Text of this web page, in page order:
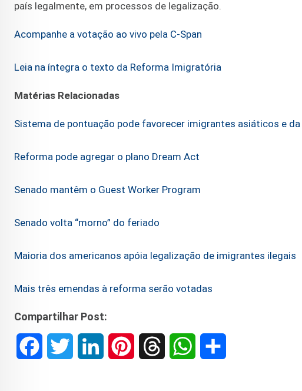
país legalmente, em processos de legalização.
Acompanhe a votação ao vivo pela C-Span
Leia na íntegra o texto da Reforma Imigratória
Matérias Relacionadas
Sistema de pontuação pode favorecer imigrantes asiáticos e da
Reforma pode agregar o plano Dream Act
Senado mantêm o Guest Worker Program
Senado volta “morno” do feriado
Maioria dos americanos apóia legalização de imigrantes ilegais
Mais três emendas à reforma serão votadas
Compartilhar Post: